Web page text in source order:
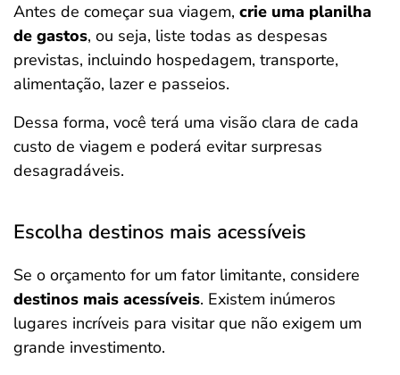
Antes de começar sua viagem, crie uma planilha
de gastos, ou seja, liste todas as despesas
previstas, incluindo hospedagem, transporte,
alimentação, lazer e passeios.
Dessa forma, você terá uma visão clara de cada
custo de viagem e poderá evitar surpresas
desagradáveis.
Escolha destinos mais acessíveis
Se o orçamento for um fator limitante, considere
destinos mais acessíveis. Existem inúmeros
lugares incríveis para visitar que não exigem um
grande investimento.